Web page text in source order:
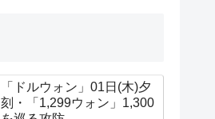
「ドルウォン」01日(木)夕
刻・「1,299ウォン」1,300